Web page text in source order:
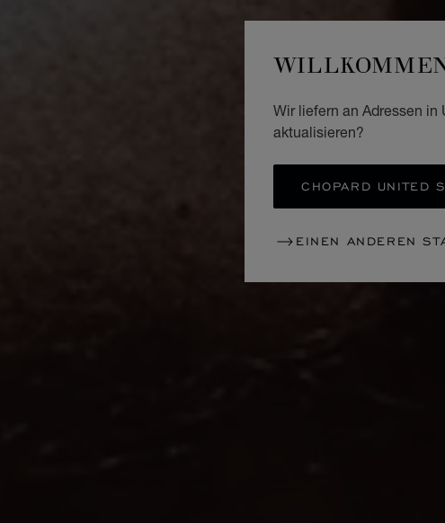
Wir liefern an Adressen
aktualisieren?
CHOPARD UNITED
EINEN ANDEREN